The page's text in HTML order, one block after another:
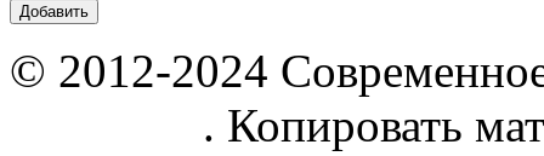
© 2012-2024
. Копировать